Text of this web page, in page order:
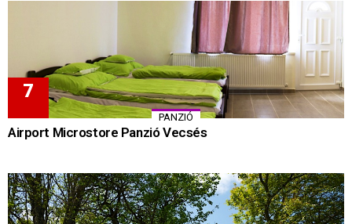
PANZIÓ
Airport Microstore Panzió Vecsés